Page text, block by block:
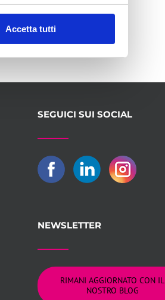
Accetta tutti
Massimo
SEGUICI SUI SOCIAL
NEWSLETTER
RIMANI AGGIORNATO CON IL
NOSTRO BLOG